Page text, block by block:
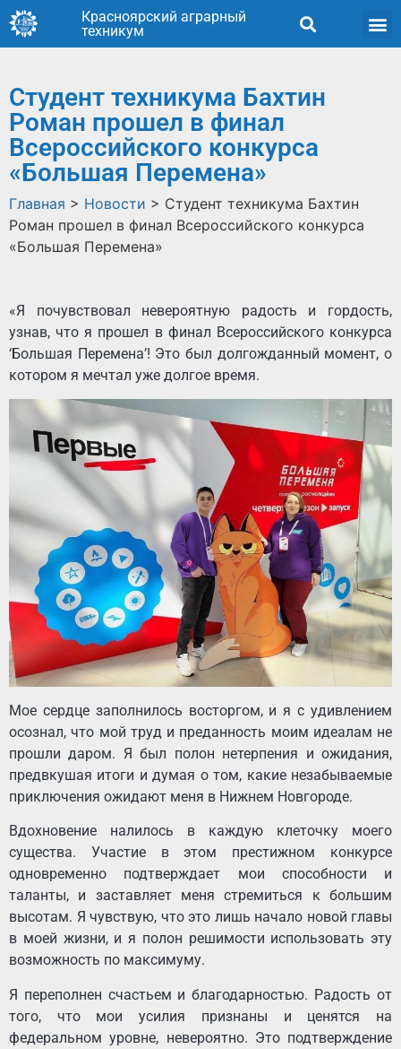
Красноярский аграрный
техникум
Студент техникума Бахтин
Роман прошел в финал
Всероссийского конкурса
«Большая Перемена»
Главная > Новости > Студент техникума Бахтин
Роман прошел в финал Всероссийского конкурса
«Большая Перемена»
«Я почувствовал невероятную радость и гордость,
узнав, что я прошел в финал Всероссийского конкурса
‘Большая Перемена’! Это был долгожданный момент, о
котором я мечтал уже долгое время.
Мое сердце заполнилось восторгом, и я с удивлением
осознал, что мой труд и преданность моим идеалам не
прошли даром. Я был полон нетерпения и ожидания,
предвкушая итоги и думая о том, какие незабываемые
приключения ожидают меня в Нижнем Новгороде.
Вдохновение налилось в каждую клеточку моего
существа. Участие в этом престижном конкурсе
одновременно подтверждает мои способности и
таланты, и заставляет меня стремиться к большим
высотам. Я чувствую, что это лишь начало новой главы
в моей жизни, и я полон решимости использовать эту
возможность по максимуму.
Я переполнен счастьем и благодарностью. Радость от
того, что мои усилия признаны и ценятся на
федеральном уровне, невероятно. Это подтверждение